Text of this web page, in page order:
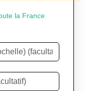
la France